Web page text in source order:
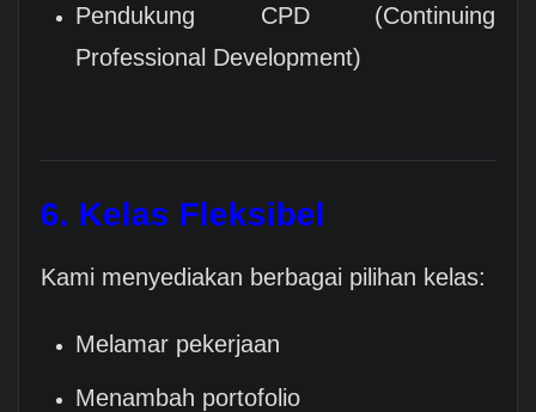
Pendukung CPD (Continuing
Professional Development)
6. Kelas Fleksibel
Kami menyediakan berbagai pilihan kelas:
Melamar pekerjaan
Menambah portofolio